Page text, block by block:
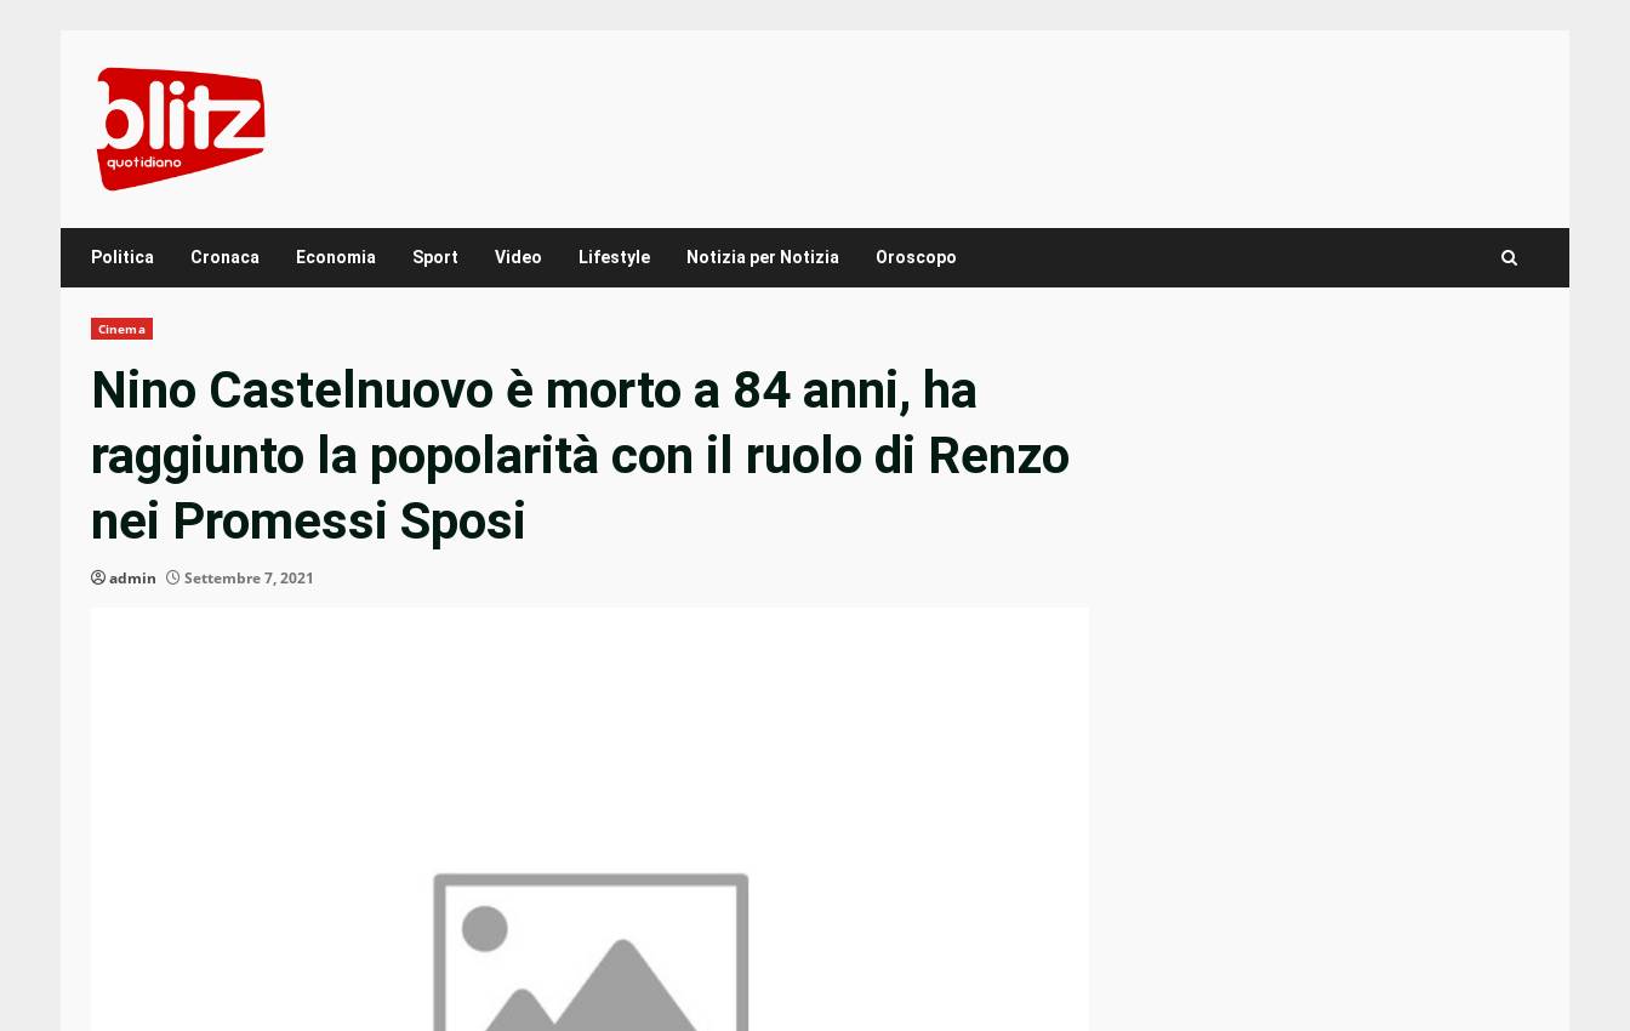
content
Politica Cronaca Economia Sport Video Lifestyle Notizia per Notizia Oroscopo
Cinema
Nino Castelnuovo è morto a 84 anni, ha
raggiunto la popolarità con il ruolo di Renzo
nei Promessi Sposi
admin Settembre 7, 2021